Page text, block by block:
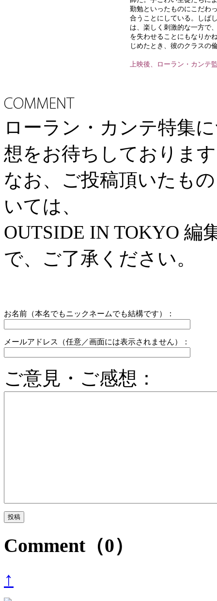
勤勉といったものにこだわ
合うことにしている。しば
は、楽しく刺激的な一方で
を失わせることにもなりか
じめたとき、彼のクラスの
上映後、ローラン・カンテ
ローラン・カンテ特集
想をお待ちしておりま
なお、ご投稿頂いたも
いては、
OUTSIDE IN TOKYO 編
で、ご了承ください。
お名前（本名でもニックネームでも結構です）：
メールアドレス（任意／画面には表示されません）：
ご意見・ご感想：
Comment（0）
↑